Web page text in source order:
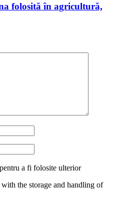
folosită în agricultură,
a fi folosite ulterior
the storage and handling of